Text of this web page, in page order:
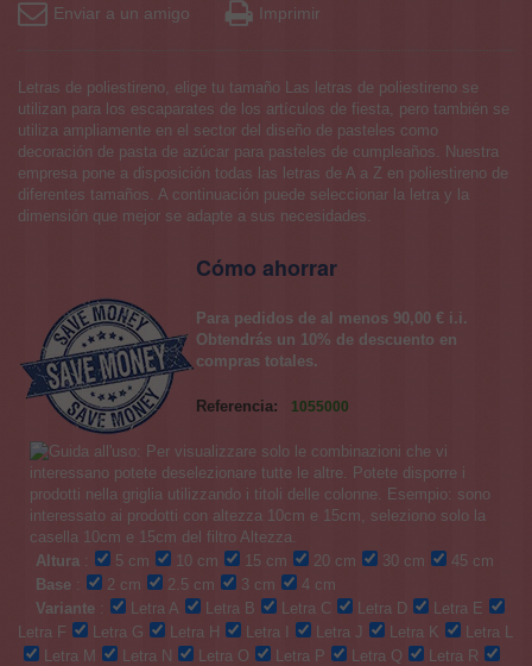
Enviar a un amigo Imprimir
Letras de poliestireno, elige tu tamaño Las letras de poliestireno se
utilizan para los escaparates de los artículos de fiesta, pero también se
utiliza ampliamente en el sector del diseño de pasteles como
decoración de pasta de azúcar para pasteles de cumpleaños. Nuestra
empresa pone a disposición todas las letras de A a Z en poliestireno de
diferentes tamaños. A continuación puede seleccionar la letra y la
dimensión que mejor se adapte a sus necesidades.
Cómo ahorrar
Para pedidos de al menos 90,00 € i.i.
Obtendrás un 10% de descuento en
compras totales.
Referencia: 1055000
Altura : 5 cm 10 cm 15 cm 20 cm 30 cm
45 cm
Base : 2 cm 2.5 cm 3 cm
4 cm
Variante : Letra A Letra B Letra C Letra D
Letra E
Letra F
Letra G Letra H Letra I Letra J Letra K
Letra L
Letra M
Letra N Letra O Letra P Letra Q
Letra R